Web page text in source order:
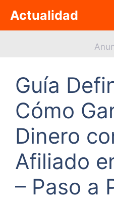
contenido
Actualidad
Guía
Cómo
Dinero
Afiliado
– Paso a